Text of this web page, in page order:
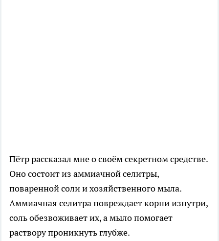
Пётр рассказал мне о своём секретном средстве.
Оно состоит из аммиачной селитры,
поваренной соли и хозяйственного мыла.
Аммиачная селитра повреждает корни изнутри,
соль обезвоживает их, а мыло помогает
раствору проникнуть глубже.